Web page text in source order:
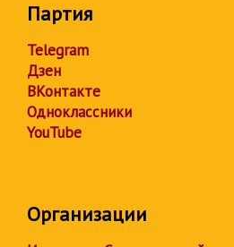
Партия
Telegram
Дзен
ВКонтакте
Одноклассники
YouTube
Организации